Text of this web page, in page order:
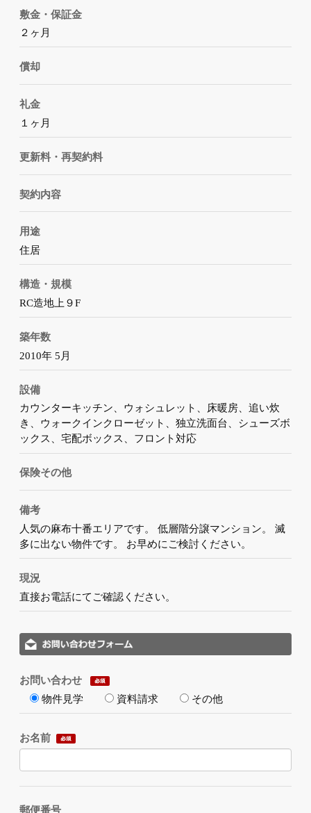
敷金・保証金
２ヶ月
償却
礼金
１ヶ月
更新料・再契約料
契約内容
用途
住居
構造・規模
RC造地上９F
築年数
2010年 5月
設備
カウンターキッチン、ウォシュレット、床暖房、追い炊
き、ウォークインクローゼット、独立洗面台、シューズボ
ックス、宅配ボックス、フロント対応
保険その他
備考
人気の麻布十番エリアです。 低層階分譲マンション。 滅
多に出ない物件です。 お早めにご検討ください。
現況
直接お電話にてご確認ください。
お問い合わせ
物件見学
資料請求 その他
お名前
郵便番号